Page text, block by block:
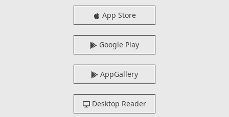
App Store
Google Play
AppGallery
Desktop Reader